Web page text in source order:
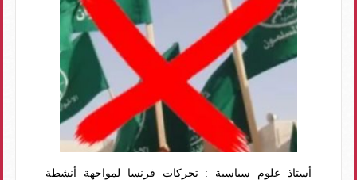
أستاذ علوم سياسية : تحركات فرنسا لمواجهة أنشطة